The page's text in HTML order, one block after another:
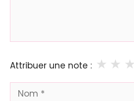
Attribuer une note : ★
★
★
Nom